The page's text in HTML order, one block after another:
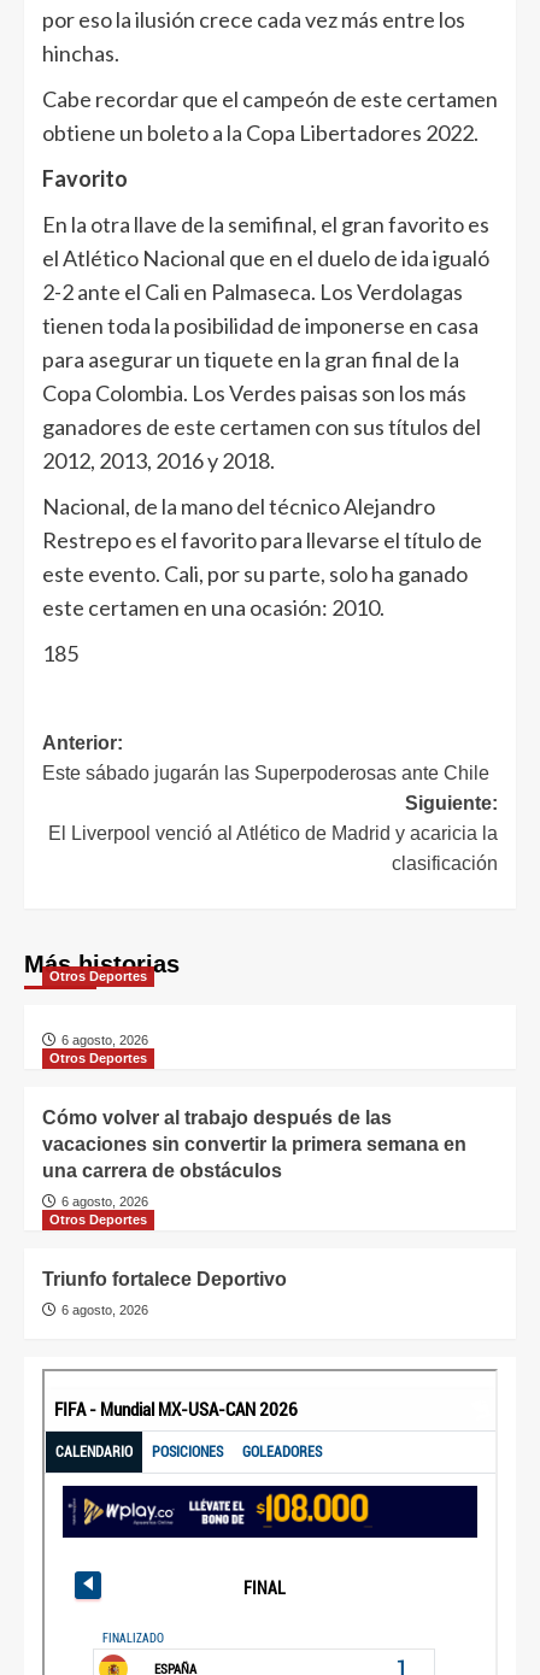
por eso la ilusión crece cada vez más entre los
hinchas.
Cabe recordar que el campeón de este certamen
obtiene un boleto a la Copa Libertadores 2022.
Favorito
En la otra llave de la semifinal, el gran favorito es
el Atlético Nacional que en el duelo de ida igualó
2-2 ante el Cali en Palmaseca. Los Verdolagas
tienen toda la posibilidad de imponerse en casa
para asegurar un tiquete en la gran final de la
Copa Colombia. Los Verdes paisas son los más
ganadores de este certamen con sus títulos del
2012, 2013, 2016 y 2018.
Nacional, de la mano del técnico Alejandro
Restrepo es el favorito para llevarse el título de
este evento. Cali, por su parte, solo ha ganado
este certamen en una ocasión: 2010.
185
Anterior:
Este sábado jugarán las Superpoderosas ante Chile
Siguiente:
El Liverpool venció al Atlético de Madrid y acaricia la
clasificación
Más historias
Otros Deportes
6 agosto, 2026
Otros Deportes
Cómo volver al trabajo después de las
vacaciones sin convertir la primera semana en
una carrera de obstáculos
6 agosto, 2026
Otros Deportes
Triunfo fortalece Deportivo
6 agosto, 2026